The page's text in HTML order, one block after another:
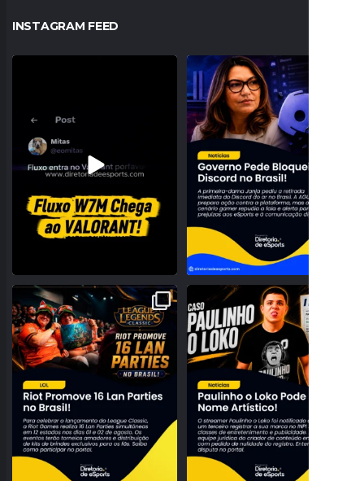
INSTAGRAM FEED
JANJA PEDE BLOQUEIO DO DISCORD
NO BRASIL E...
177 24
A NOSTALGIA VAI DOMINAR O BRASIL!
RIOT ANUNCIA 16...
28 0
PROBLEMAS NO REGISTRO! PAULINHO
O LOKO PODE PERDER
159